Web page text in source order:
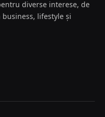
diverse interese, de
lifestyle și